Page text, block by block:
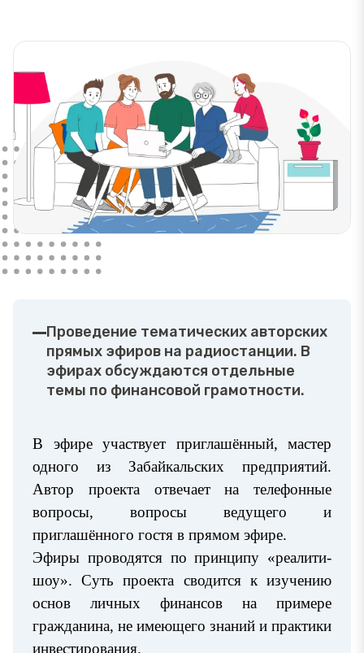
Проведение тематических авторских
прямых эфиров на радиостанции. В
эфирах обсуждаются отдельные
темы по финансовой грамотности.
В эфире участвует приглашённый, мастер
одного из Забайкальских предприятий.
Автор проекта отвечает на телефонные
вопросы, вопросы ведущего и
приглашённого гостя в прямом эфире.
Эфиры проводятся по принципу «реалити-
шоу». Суть проекта сводится к изучению
основ личных финансов на примере
гражданина, не имеющего знаний и практики
инвестирования.